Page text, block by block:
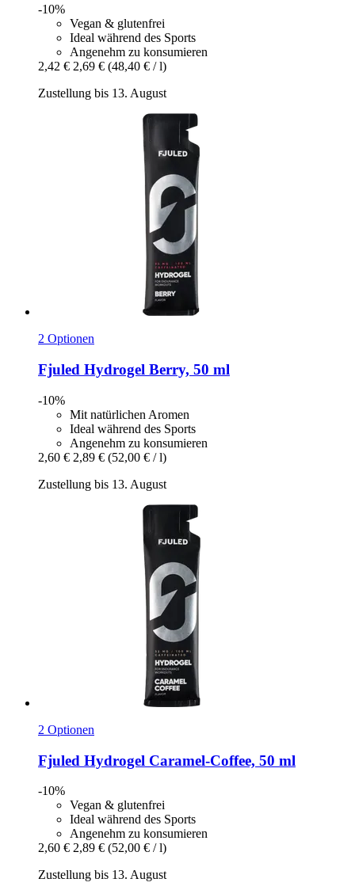
-10%
Vegan & glutenfrei
Ideal während des Sports
Angenehm zu konsumieren
2,42 € 2,69 € (48,40 € / l)
Zustellung bis 13. August
2 Optionen
Fjuled Hydrogel Berry, 50 ml
-10%
Mit natürlichen Aromen
Ideal während des Sports
Angenehm zu konsumieren
2,60 € 2,89 € (52,00 € / l)
Zustellung bis 13. August
2 Optionen
Fjuled Hydrogel Caramel-​Coffee, 50 ml
-10%
Vegan & glutenfrei
Ideal während des Sports
Angenehm zu konsumieren
2,60 € 2,89 € (52,00 € / l)
Zustellung bis 13. August